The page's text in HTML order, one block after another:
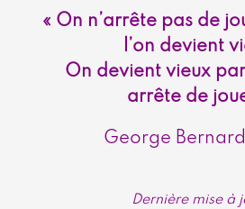
« On n’arrête pas de
l’on devient
On devient vieux
arrête de
George
Dernière mise